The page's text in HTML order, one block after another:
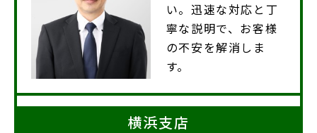
い。迅速な対応と丁
寧な説明で、お客様
の不安を解消しま
す。
横浜支店